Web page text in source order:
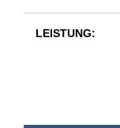
LEIS­TUNG: